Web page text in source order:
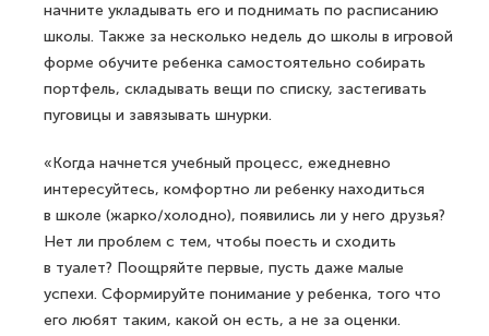
начните укладывать его и поднимать по расписанию
школы. Также за несколько недель до школы в игровой
форме обучите ребенка самостоятельно собирать
портфель, складывать вещи по списку, застегивать
пуговицы и завязывать шнурки.
«Когда начнется учебный процесс, ежедневно
интересуйтесь, комфортно ли ребенку находиться
в школе (жарко/холодно), появились ли у него друзья?
Нет ли проблем с тем, чтобы поесть и сходить
в туалет? Поощряйте первые, пусть даже малые
успехи. Сформируйте понимание у ребенка, того что
его любят таким, какой он есть, а не за оценки.